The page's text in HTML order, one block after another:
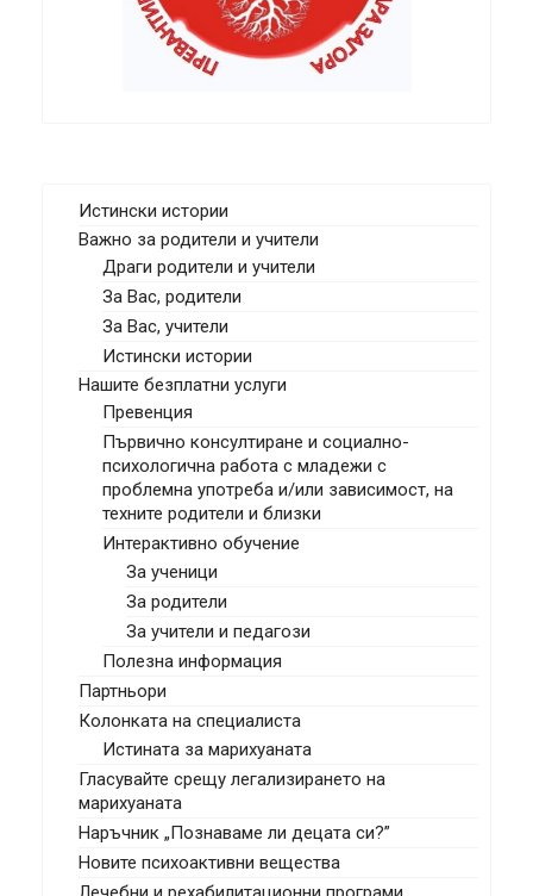
Истински истории
Важно за родители и учители
Драги родители и учители
За Вас, родители
За Вас, учители
Истински истории
Нашите безплатни услуги
Превенция
Първично консултиране и социално-
психологична работа с младежи с
проблемна употреба и/или зависимост, на
техните родители и близки
Интерактивно обучение
За ученици
За родители
За учители и педагози
Полезна информация
Партньори
Колонката на специалиста
Истината за марихуаната
Гласувайте срещу легализирането на
марихуаната
Наръчник „Познаваме ли децата си?”
Новите психоактивни вещества